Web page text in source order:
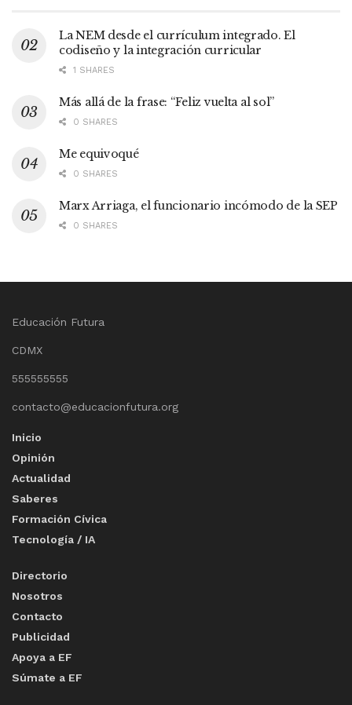
La NEM desde el currículum integrado. El
codiseño y la integración curricular
1 SHARES
Más allá de la frase: “Feliz vuelta al sol”
0 SHARES
Me equivoqué
0 SHARES
Marx Arriaga, el funcionario incómodo de la SEP
0 SHARES
Educación Futura
CDMX
555555555
contacto@educacionfutura.org
Inicio
Opinión
Actualidad
Saberes
Formación Cívica
Tecnología / IA
Directorio
Nosotros
Contacto
Publicidad
Apoya a EF
Súmate a EF